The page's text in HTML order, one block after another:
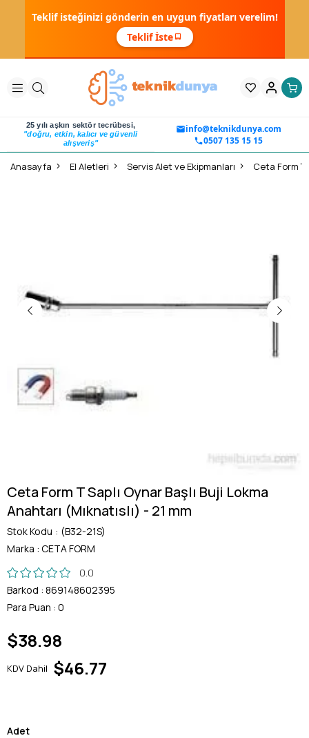
Teklif isteğinizi gönderin en uygun fiyatları verelim!
Teklif İste
25 yılı aşkın sektör tecrübesi,
"doğru, etkin, kalıcı ve güvenli
alışveriş"
info@teknikdunya.com
0507 135 15 15
Anasayfa El Aletleri Servis Alet ve Ekipmanları
Ceta Form T Saplı Oynar Başlı Buji Lokma
Anahtarı (Mıknatıslı) - 21 mm
Stok Kodu
(B32-21S)
Marka : CETA FORM
0.0
Barkod : 869148602395
Para Puan : 0
$38.98
KDV Dahil $46.77
Adet